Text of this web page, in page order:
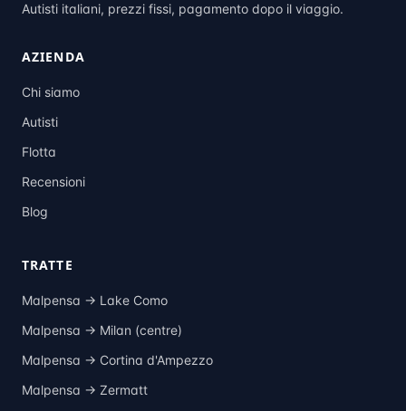
Autisti italiani, prezzi fissi, pagamento dopo il viaggio.
AZIENDA
Chi siamo
Autisti
Flotta
Recensioni
Blog
TRATTE
Malpensa → Lake Como
Malpensa → Milan (centre)
Malpensa → Cortina d'Ampezzo
Malpensa → Zermatt